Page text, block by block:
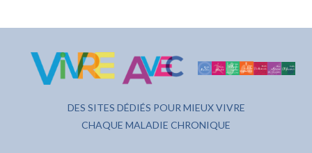
DES SITES DÉDIÉS POUR MIEUX VIVRE
CHAQUE MALADIE CHRONIQUE